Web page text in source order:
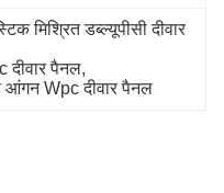
मिश्रित डब्ल्यूपीसी दीवार
दीवार पैनल,
आंगन Wpc दीवार पैनल